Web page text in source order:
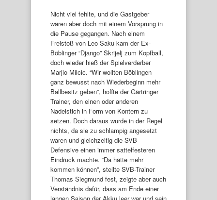
Nicht viel fehlte, und die Gastgeber
wären aber doch mit einem Vorsprung in
die Pause gegangen. Nach einem
Freistoß von Leo Saku kam der Ex-
Böblinger “Django” Skrijelj zum Kopfball,
doch wieder hieß der Spielverderber
Marjio Milcic. “Wir wollten Böblingen
ganz bewusst nach Wiederbeginn mehr
Ballbesitz geben”, hoffte der Gärtringer
Trainer, den einen oder anderen
Nadelstich in Form von Kontern zu
setzen. Doch daraus wurde in der Regel
nichts, da sie zu schlampig angesetzt
waren und gleichzeitig die SVB-
Defensive einen immer sattelfesteren
Eindruck machte. “Da hätte mehr
kommen können”, stellte SVB-Trainer
Thomas Siegmund fest, zeigte aber auch
Verständnis dafür, dass am Ende einer